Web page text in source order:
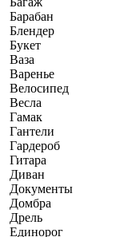
Барабан
Блендер
Букет
Ваза
Варенье
Велосипед
Весла
Гамак
Гантели
Гардероб
Гитара
Диван
Документы
Домбра
Дрель
Единорог